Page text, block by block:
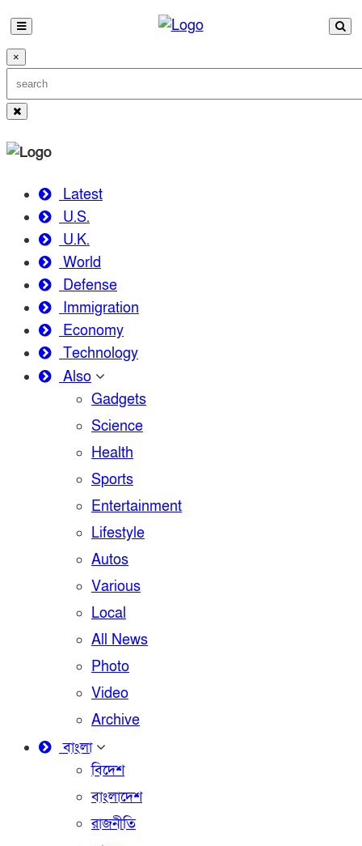
×
Latest
U.S.
U.K.
World
Defense
Immigration
Economy
Technology
Also
Gadgets
Science
Health
Sports
Entertainment
Lifestyle
Autos
Various
Local
All News
Photo
Video
Archive
বাংলা
বিদেশ
বাংলাদেশ
রাজনীতি